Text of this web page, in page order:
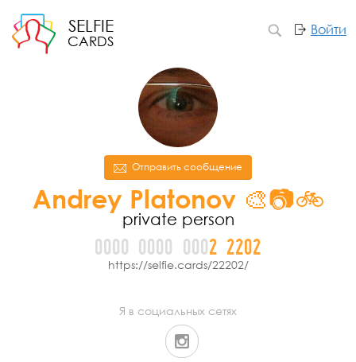
SELFIE
CARDS
Войти
Отправить сообщение
Andrey Platonov 🎨📷🚲
private person
0000 0000 0002 2202
https://selfie.cards/22202/
Я в социальных сетях